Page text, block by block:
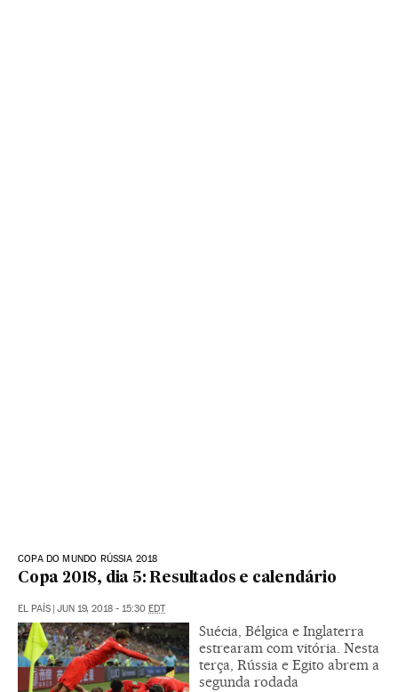
COPA DO MUNDO RÚSSIA 2018
Copa 2018, dia 5: Resultados e calendário
EL PAÍS JUN 19, 2018 - 15:30 EDT
Suécia, Bélgica e Inglaterra
estrearam com vitória. Nesta
terça, Rússia e Egito abrem a
segunda rodada